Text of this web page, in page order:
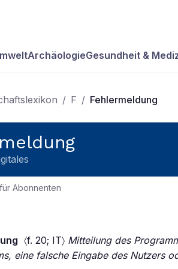
ArchäologieGesundheit &
/ F / Fehlermeldung
Abonnenten
〈f. 20; IT〉 Mitteilung des
eine falsche Eingabe des Nutzers